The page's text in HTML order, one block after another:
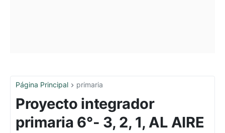
Página Principal primaria
Proyecto integrador
primaria 6°- 3, 2, 1, AL AIRE